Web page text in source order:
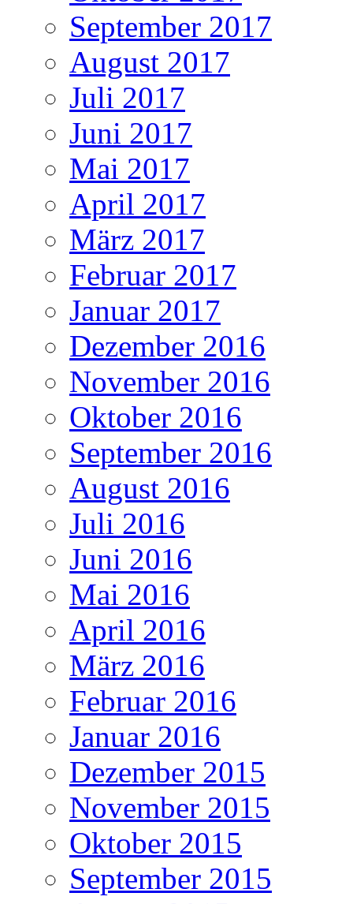
September 2017
August 2017
Juli 2017
Juni 2017
Mai 2017
April 2017
März 2017
Februar 2017
Januar 2017
Dezember 2016
November 2016
Oktober 2016
September 2016
August 2016
Juli 2016
Juni 2016
Mai 2016
April 2016
März 2016
Februar 2016
Januar 2016
Dezember 2015
November 2015
Oktober 2015
September 2015